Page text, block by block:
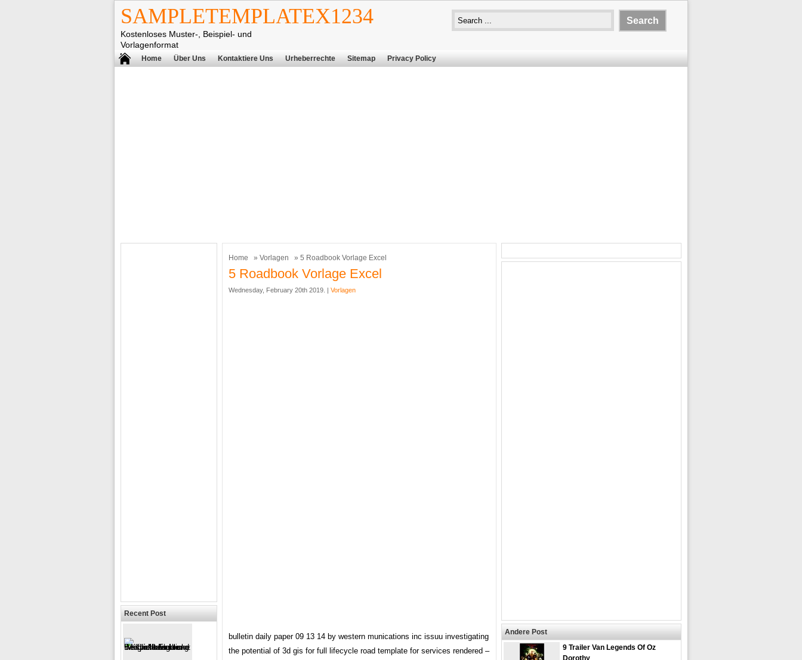
SAMPLETEMPLATEX1234
Kostenloses Muster-, Beispiel- und
Vorlagenformat
Home Über Uns Kontaktiere Uns Urheberrechte Sitemap Privacy Policy
Home » Vorlagen » 5 Roadbook Vorlage Excel
5 Roadbook Vorlage Excel
Wednesday, February 20th 2019. | Vorlagen
bulletin daily paper 09 13 14 by western munications inc issuu investigating
the potential of 3d gis for full lifecycle road template for services rendered –
Recent Post
Andere Post
9 Trailer Van Legends Of Oz
Dorothy